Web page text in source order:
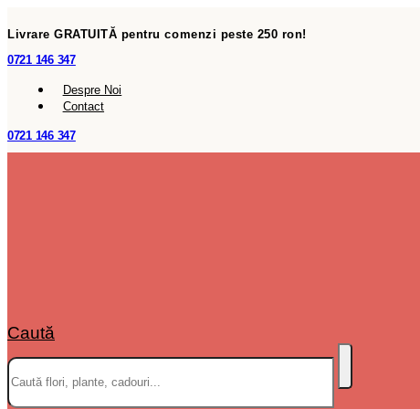
Livrare GRATUITĂ pentru comenzi peste 250 ron!
0721 146 347
Despre Noi
Contact
0721 146 347
Caută